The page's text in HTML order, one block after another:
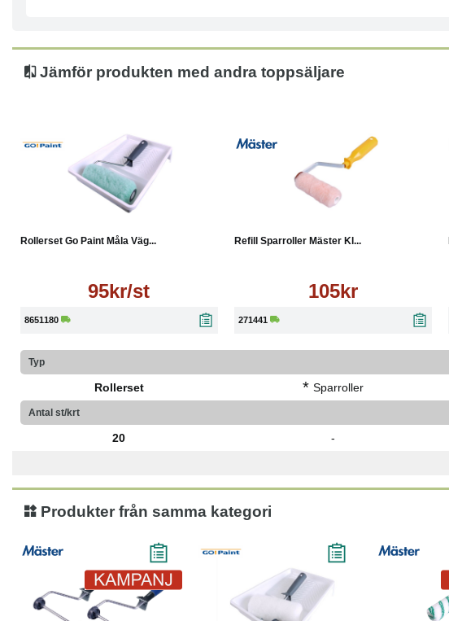
Jämför produkten med andra toppsäljare
Rollerset Go Paint Måla Väg...
95kr/st
8651180
Läs mer
Refill Sparroller Mäster Kl...
105kr
271441
Typ
Rollerset * Sparroller
Antal st/krt
20 -
Produkter från samma kategori